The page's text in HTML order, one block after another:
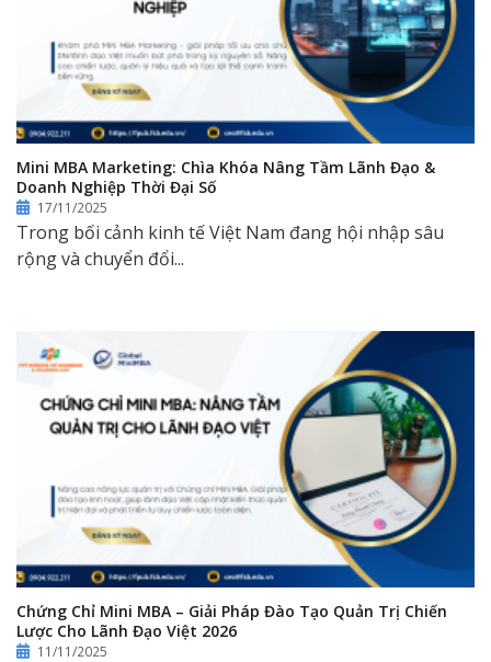
Mini MBA Marketing: Chìa Khóa Nâng Tầm Lãnh Đạo &
Doanh Nghiệp Thời Đại Số
17/11/2025
Trong bối cảnh kinh tế Việt Nam đang hội nhập sâu
rộng và chuyển đổi...
Chứng Chỉ Mini MBA – Giải Pháp Đào Tạo Quản Trị Chiến
Lược Cho Lãnh Đạo Việt 2026
11/11/2025